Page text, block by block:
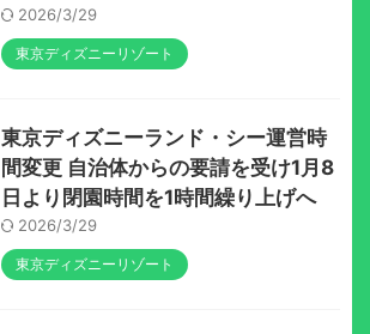
2026/3/29
東京ディズニーリゾート
東京ディズニーランド・シー運営時
間変更 自治体からの要請を受け1月8
日より閉園時間を1時間繰り上げへ
2026/3/29
東京ディズニーリゾート